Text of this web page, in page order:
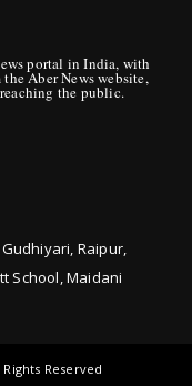
portal in India, with
Aber News website,
the public.
Raipur,
School, Maidani
Reserved